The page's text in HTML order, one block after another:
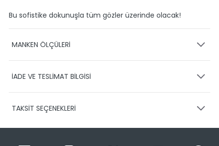
Bu sofistike dokunuşla tüm gözler üzerinde olacak!
MANKEN ÖLÇÜLERİ
Model Bel:77
Model Gögüs:96
Model Boy:185
Model Kalça:94
İADE VE TESLİMAT BİLGİSİ
Ürünlerinizin gönderimini anlaşmalı olduğumuz PTT,
1-3 iş günü içerisinde kargoya teslim edilir.
TAKSİT SEÇENEKLERİ